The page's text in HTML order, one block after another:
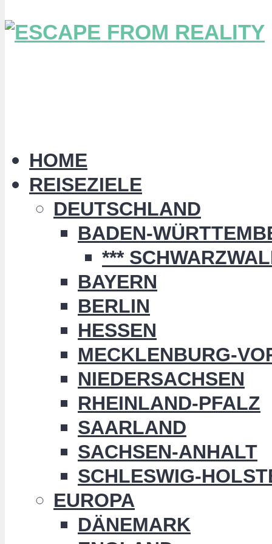
HOME
REISEZIELE
DEUTSCHLAND
BADEN-
***
BAYERN
BERLIN
HESSEN
MECKLENBURG-
NIEDERSACHSEN
RHEINLAND-PFALZ
SAARLAND
SACHSEN-ANHALT
SCHLESWIG-
EUROPA
DÄNEMARK